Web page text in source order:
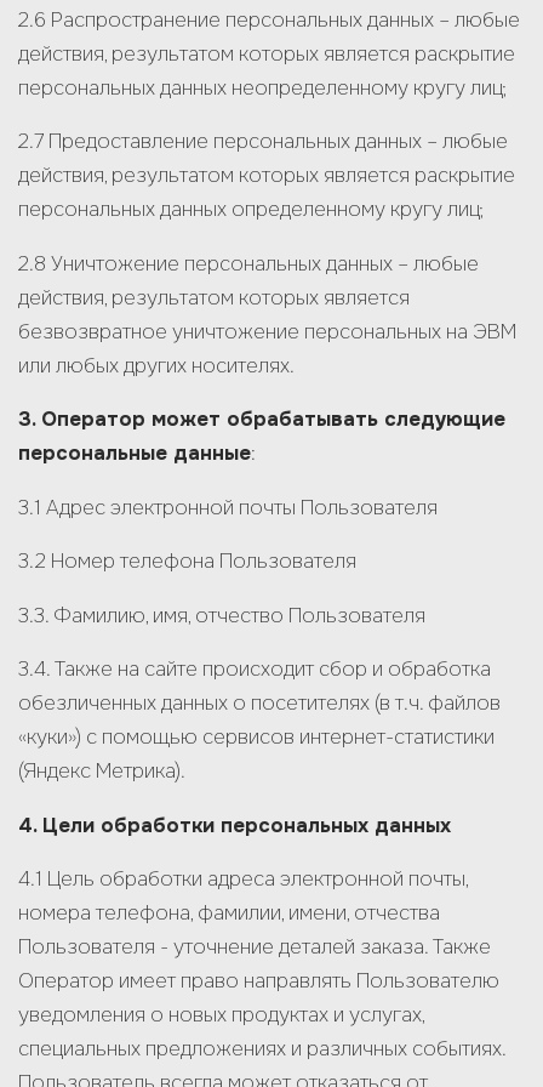
2.6 Распространение персональных данных – любые
действия, результатом которых является раскрытие
персональных данных неопределенному кругу лиц;
2.7 Предоставление персональных данных – любые
действия, результатом которых является раскрытие
персональных данных определенному кругу лиц;
2.8 Уничтожение персональных данных – любые
действия, результатом которых является
безвозвратное уничтожение персональных на ЭВМ
или любых других носителях.
3. Оператор может обрабатывать следующие
персональные данные:
3.1 Адрес электронной почты Пользователя
3.2 Номер телефона Пользователя
3.3. Фамилию, имя, отчество Пользователя
3.4. Также на сайте происходит сбор и обработка
обезличенных данных о посетителях (в т.ч. файлов
«куки») с помощью сервисов интернет-статистики
(Яндекс Метрика).
4. Цели обработки персональных данных
4.1 Цель обработки адреса электронной почты,
номера телефона, фамилии, имени, отчества
Пользователя - уточнение деталей заказа. Также
Оператор имеет право направлять Пользователю
уведомления о новых продуктах и услугах,
специальных предложениях и различных событиях.